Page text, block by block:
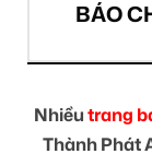
BÁO
Nhiềutrang
Thành Phát